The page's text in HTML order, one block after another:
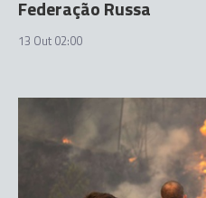
Federação Russa
13 Out 02:00